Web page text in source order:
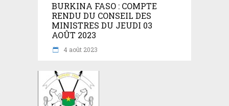
BURKINA FASO : COMPTE
RENDU DU CONSEIL DES
MINISTRES DU JEUDI 03
AOÛT 2023
4 août 2023